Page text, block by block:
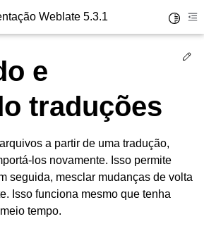
sidebarWeblate 5.3.1
e
traduções
a partir de uma tradução,
los novamente. Isso permite
seguida, mesclar mudanças de volta
Isso funciona mesmo que tenha
tempo.